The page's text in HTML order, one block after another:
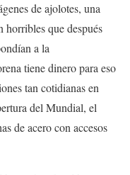
de ajolotes, una
horribles que después
a la
tiene dinero para eso
tan cotidianas en
del Mundial, el
de acero con accesos